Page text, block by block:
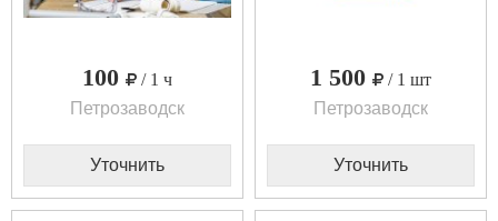
100
/ 1 ч
Петрозаводск
Уточнить
1 500
/ 1 шт
Петрозаводск
Уточнить